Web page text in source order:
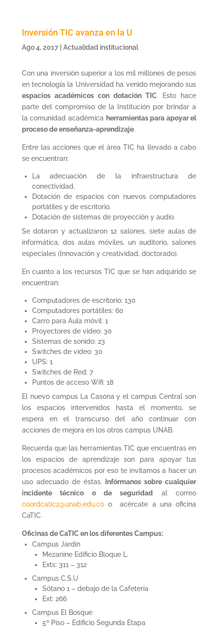
Inversión TIC avanza en la U
Ago 4, 2017| Actualidad institucional
Con una inversión superior a los mil millones de pesos
en tecnología la Universidad ha venido mejorando sus
espacios académicos con dotación TIC. Esto hace
parte del compromiso de la Institución por brindar a
la comunidad académica herramientas para apoyar el
proceso de enseñanza-aprendizaje.
Entre las acciones que el área TIC ha llevado a cabo
se encuentran:
La adecuación de la infraestructura de
conectividad.
Dotación de espacios con nuevos computadores
portátiles y de escritorio.
Dotación de sistemas de proyección y audio.
Se dotaron y actualizaron 12 salones, siete aulas de
informática, dos aulas móviles, un auditorio, salones
especiales (Innovación y creatividad, doctorado).
En cuanto a los recursos TIC que se han adquirido se
encuentran:
Computadores de escritorio: 130
Computadores portátiles: 60
Carro para Aula móvil: 1
Proyectores de video: 30
Sistemas de sonido: 23
Switches de video: 30
UPS: 1
Switches de Red: 7
Puntos de acceso Wifi: 18
El nuevo campus La Casona y el campus Central son
los espacios intervenidos hasta el momento, se
espera en el transcurso del año continuar con
acciones de mejora en los otros campus UNAB.
Recuerda que las herramientas TIC que encuentras en
los espacios de aprendizaje son para apoyar tus
procesos académicos por eso te invitamos a hacer un
uso adecuado de éstas. Infórmanos sobre cualquier
incidente técnico o de seguridad al correo
coordcatic2@unab.edu.coo acércate a una oficina
CaTIC.
Oficinas de CaTIC en los diferentes Campus:
Campus Jardín
Mezanine Edificio Bloque L.
Exts: 311 – 312
Campus C.S.U
Sótano 1 – debajo de la Cafetería
Ext: 266
Campus El Bosque
5º Piso – Edificio Segunda Etapa